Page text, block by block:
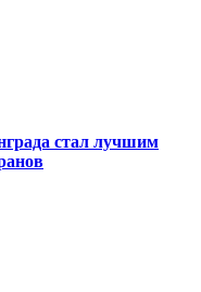
стал лучшим